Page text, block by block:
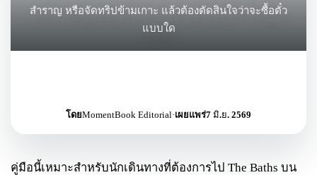
สำราญ หรือจัดทริปข้ามเกาะ แล้วต้องตัดสินใจว่าจะซื้อตั๋ว
แบบใด
โดยMomentBook Editorial·เผยแพร่7 มิ.ย. 2569
คู่มือนี้เหมาะสำหรับนักเดินทางที่ต้องการไป The Baths บน